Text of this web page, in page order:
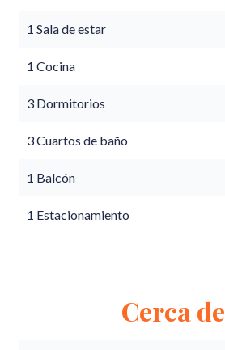
1 Sala de estar
1 Cocina
3 Dormitorios
3 Cuartos de baño
1 Balcón
1 Estacionamiento
Cerca de